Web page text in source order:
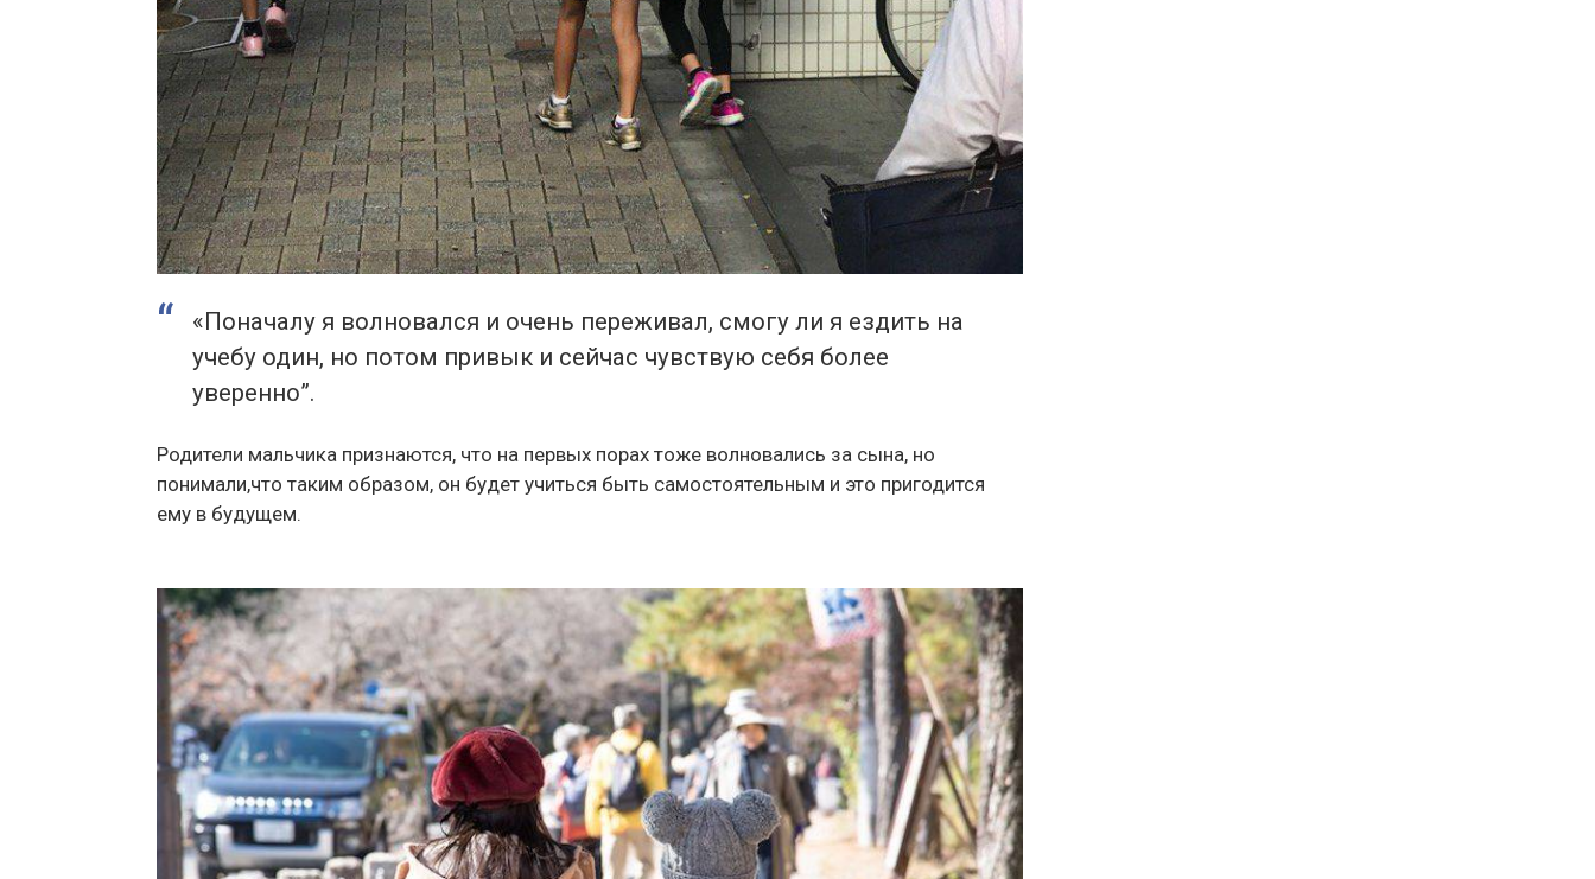
«Поначалу я волновался и очень переживал, смогу ли я ездить на
учебу один, но потом привык и сейчас чувствую себя более
уверенно”.
Родители мальчика признаются, что на первых порах тоже волновались за сына, но
понимали,что таким образом, он будет учиться быть самостоятельным и это пригодится
ему в будущем.